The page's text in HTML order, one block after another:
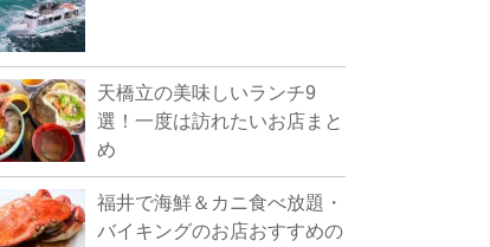
天橋立の美味しいランチ9
選！一度は訪れたいお店まと
め
福井で海鮮＆カニ食べ放題・
バイキングのお店おすすめの